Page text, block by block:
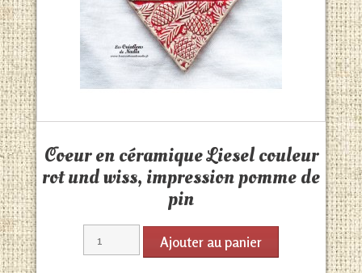
Coeur en céramique Liesel couleur
rot und wiss, impression pomme de
pin
Ajouter au panier